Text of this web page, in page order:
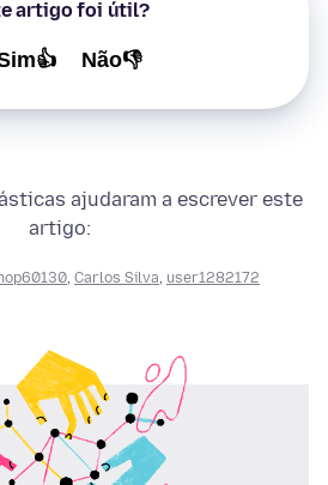
artigo foi útil?
Não👎
ajudaram a escrever este
artigo:
, Carlos Silva, user1282172